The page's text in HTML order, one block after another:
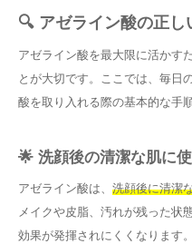
🔍 アゼライン酸の正
アゼライン酸を最大限に活かす
とが大切です。ここでは、毎日
酸を取り入れる際の基本的な手
🌟 洗顔後の清潔な肌に
アゼライン酸は、 洗顔後に清潔
メイクや皮脂、汚れが残った状
効果が発揮されにくくなります